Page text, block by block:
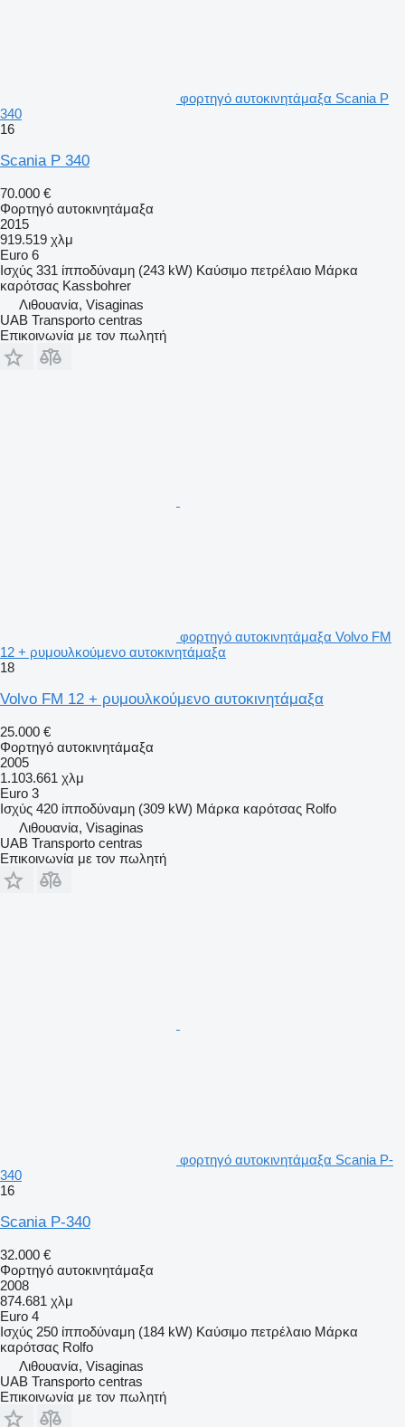
φορτηγό αυτοκινητάμαξα Scania P
340
16
Scania P 340
70.000 €
Φορτηγό αυτοκινητάμαξα
2015
919.519 χλμ
Euro 6
Ισχύς 331 ίπποδύναμη (243 kW) Καύσιμο πετρέλαιο Μάρκα
καρότσας Kassbohrer
Λιθουανία, Visaginas
UAB Transporto centras
Επικοινωνία με τον πωλητή
φορτηγό αυτοκινητάμαξα Volvo FM
12 + ρυμουλκούμενο αυτοκινητάμαξα
18
Volvo FM 12 + ρυμουλκούμενο αυτοκινητάμαξα
25.000 €
Φορτηγό αυτοκινητάμαξα
2005
1.103.661 χλμ
Euro 3
Ισχύς 420 ίπποδύναμη (309 kW) Μάρκα καρότσας Rolfo
Λιθουανία, Visaginas
UAB Transporto centras
Επικοινωνία με τον πωλητή
φορτηγό αυτοκινητάμαξα Scania P-
340
16
Scania P-340
32.000 €
Φορτηγό αυτοκινητάμαξα
2008
874.681 χλμ
Euro 4
Ισχύς 250 ίπποδύναμη (184 kW) Καύσιμο πετρέλαιο Μάρκα
καρότσας Rolfo
Λιθουανία, Visaginas
UAB Transporto centras
Επικοινωνία με τον πωλητή